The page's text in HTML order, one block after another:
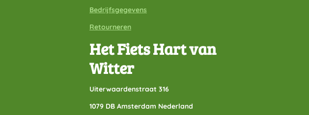
Bedrijfsgegevens
Retourneren
Het Fiets Hart van
Witter
Uiterwaardenstraat 316
1079 DB Amsterdam Nederland